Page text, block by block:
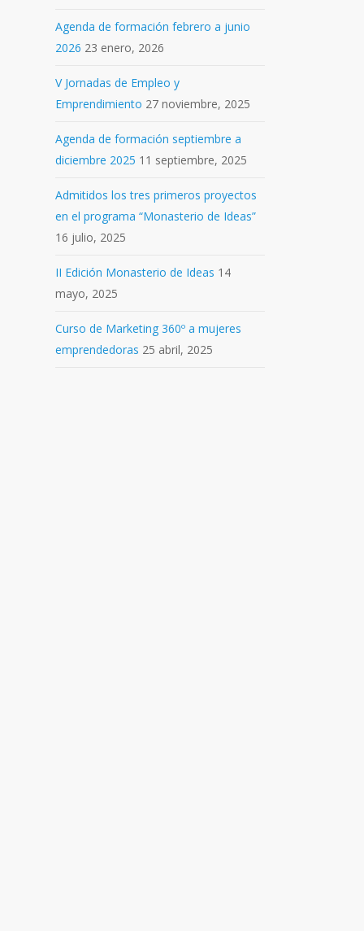
Agenda de formación febrero a junio
2026 23 enero, 2026
V Jornadas de Empleo y
Emprendimiento 27 noviembre, 2025
Agenda de formación septiembre a
diciembre 2025 11 septiembre, 2025
Admitidos los tres primeros proyectos
en el programa “Monasterio de Ideas”
16 julio, 2025
II Edición Monasterio de Ideas 14
mayo, 2025
Curso de Marketing 360º a mujeres
emprendedoras 25 abril, 2025